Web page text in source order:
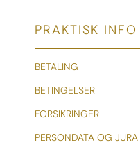
PRAKTISK INFO
BETALING
BETINGELSER
FORSIKRINGER
PERSONDATA OG JURA